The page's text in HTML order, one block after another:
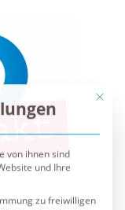
von ihnen sind
auf unserer
andere uns